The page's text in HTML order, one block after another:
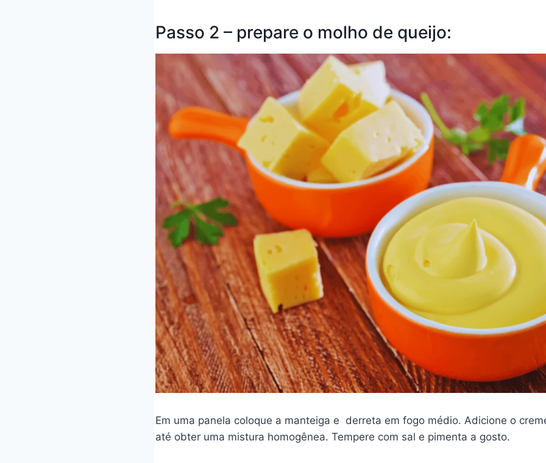
Passo 2 – prepare o molho de queijo:
Em uma panela coloque a manteiga e derreta em fogo médio. Adicione o
até obter uma mistura homogênea. Tempere com sal e pimenta a gosto.